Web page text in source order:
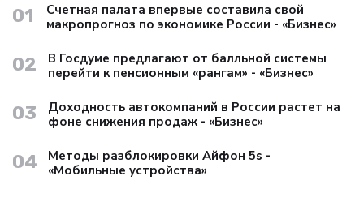
01
Счетная палата впервые составила свой
макропрогноз по экономике России - «Бизнес»
02
В Госдуме предлагают от балльной системы
перейти к пенсионным «рангам» - «Бизнес»
03
Доходность автокомпаний в России растет на
фоне снижения продаж - «Бизнес»
04
Методы разблокировки Айфон 5s -
«Мобильные устройства»